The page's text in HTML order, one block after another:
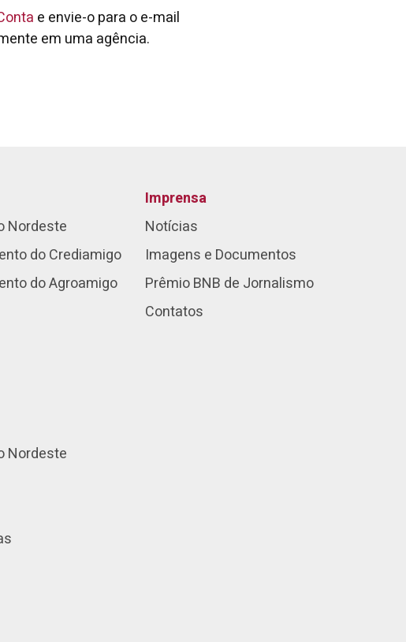
e envie-o para o e-mail
em uma agência.
Nordeste
do Crediamigo
do Agroamigo
Nordeste
Imprensa
Notícias
Imagens e Documentos
Prêmio BNB de Jornalismo
Contatos